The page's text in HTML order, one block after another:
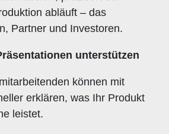
abläuft – das
Partner und Investoren.
unterstützen
können mit
erklären, was Ihr Produkt
leistet.